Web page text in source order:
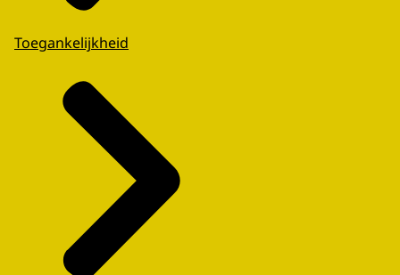
Toegankelijkheid